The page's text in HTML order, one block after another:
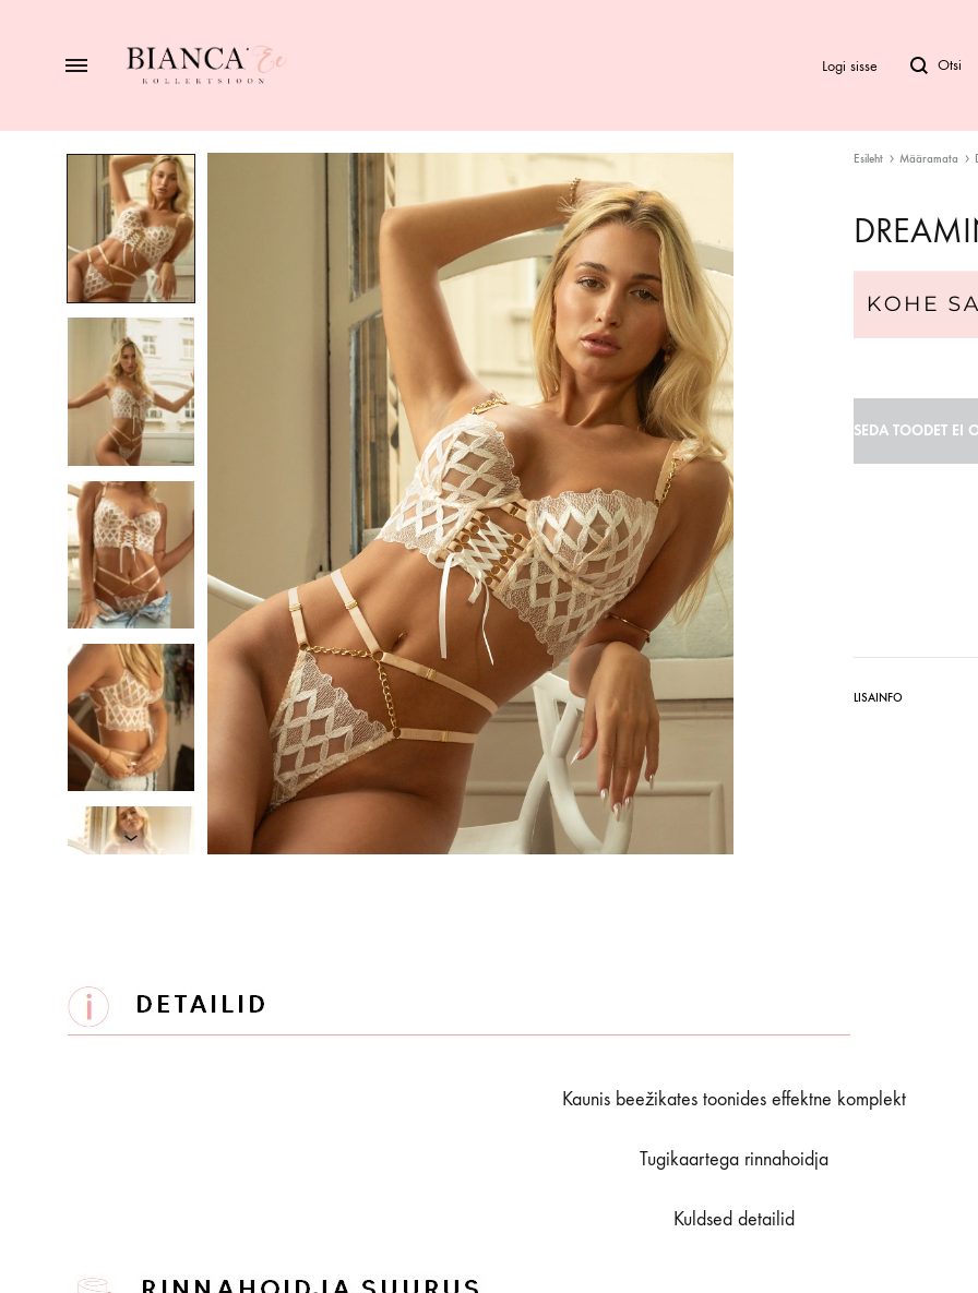
pesupood
Logi sisse
Esileht Määramata
SEDA TOODET EI
LISAINFO
Kaunis beežikates toonides effektne komplekt
Tugikaartega rinnahoidja
Kuldsed detailid